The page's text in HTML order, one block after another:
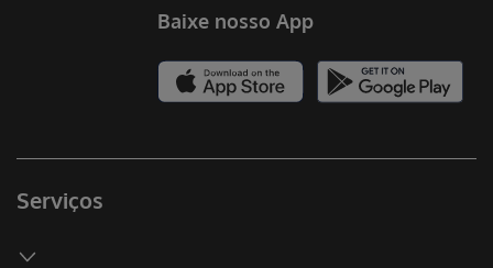
Serviços
Baixe nosso App